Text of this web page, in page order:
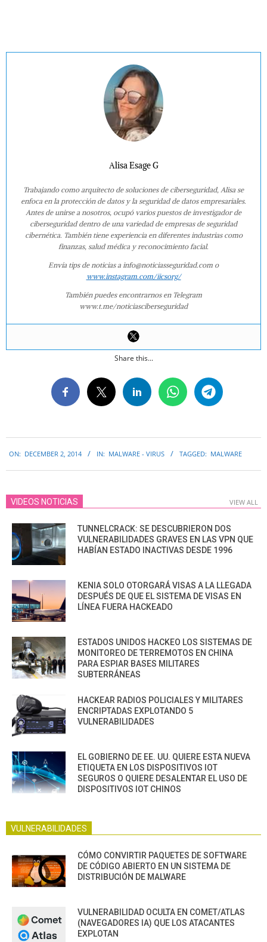
Alisa Esage G
Trabajando como arquitecto de soluciones de ciberseguridad, Alisa se
enfoca en la protección de datos y la seguridad de datos empresariales.
Antes de unirse a nosotros, ocupó varios puestos de investigador de
ciberseguridad dentro de una variedad de empresas de seguridad
cibernética. También tiene experiencia en diferentes industrias como
finanzas, salud médica y reconocimiento facial.
Envía tips de noticias a info@noticiasseguridad.com o
www.instagram.com/iicsorg/
También puedes encontrarnos en Telegram
www.t.me/noticiasciberseguridad
Share this...
12-
02
ON: DECEMBER 2, 2014 IN: MALWARE - VIRUS TAGGED: MALWARE
VIDEOS NOTICIAS VIEW ALL
TUNNELCRACK: SE DESCUBRIERON DOS
VULNERABILIDADES GRAVES EN LAS VPN QUE
HABÍAN ESTADO INACTIVAS DESDE 1996
KENIA SOLO OTORGARÁ VISAS A LA LLEGADA
DESPUÉS DE QUE EL SISTEMA DE VISAS EN
LÍNEA FUERA HACKEADO
ESTADOS UNIDOS HACKEO LOS SISTEMAS DE
MONITOREO DE TERREMOTOS EN CHINA
PARA ESPIAR BASES MILITARES
SUBTERRÁNEAS
HACKEAR RADIOS POLICIALES Y MILITARES
ENCRIPTADAS EXPLOTANDO 5
VULNERABILIDADES
EL GOBIERNO DE EE. UU. QUIERE ESTA NUEVA
ETIQUETA EN LOS DISPOSITIVOS IOT
SEGUROS O QUIERE DESALENTAR EL USO DE
DISPOSITIVOS IOT CHINOS
VULNERABILIDADES
CÓMO CONVIRTIR PAQUETES DE SOFTWARE
DE CÓDIGO ABIERTO EN UN SISTEMA DE
DISTRIBUCIÓN DE MALWARE
VULNERABILIDAD OCULTA EN COMET/ATLAS
(NAVEGADORES IA) QUE LOS ATACANTES
EXPLOTAN